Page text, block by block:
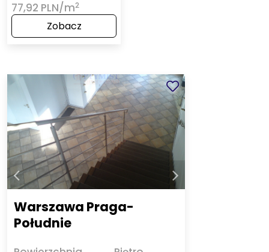
77,92 PLN/m2
Zobacz
Warszawa Praga-
Południe